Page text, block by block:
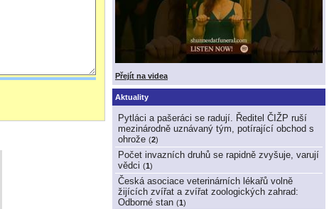
Přejít na videa
Aktuality
Pytláci a pašeráci se radují. Ředitel ČIŽP ruší
mezinárodně uznávaný tým, potírající obchod s
ohrože (2)
Počet invazních druhů se rapidně zvyšuje, varují
vědci (1)
Česká asociace veterinárních lékařů volně
žijících zvířat a zvířat zoologických zahrad:
Odborné stan (1)